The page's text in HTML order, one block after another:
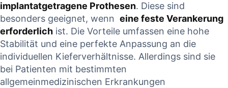
implantatgetragene Prothesen. Diese sind
⁤besonders geeignet, wenn ‌ eine feste‌ Verankerung
erforderlich ist. Die Vorteile ‌umfassen eine hohe⁢
Stabilität ‌und eine perfekte Anpassung an die⁢
individuellen⁤ Kieferverhältnisse. Allerdings sind‍ sie
⁤bei Patienten mit ​bestimmten
‍allgemeinmedizinischen ‍Erkrankungen